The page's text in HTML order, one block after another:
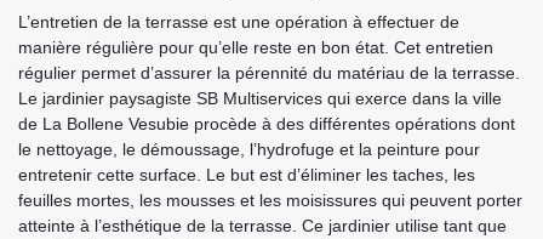
L’entretien de la terrasse est une opération à effectuer de
manière régulière pour qu’elle reste en bon état. Cet entretien
régulier permet d’assurer la pérennité du matériau de la terrasse.
Le jardinier paysagiste SB Multiservices qui exerce dans la ville
de La Bollene Vesubie procède à des différentes opérations dont
le nettoyage, le démoussage, l’hydrofuge et la peinture pour
entretenir cette surface. Le but est d’éliminer les taches, les
feuilles mortes, les mousses et les moisissures qui peuvent porter
atteinte à l’esthétique de la terrasse. Ce jardinier utilise tant que